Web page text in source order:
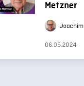
Metzner
06.05.2024